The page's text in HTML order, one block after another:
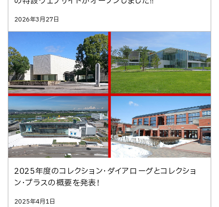
2026年3月27日
2025年度のコレクション・ダイアローグとコレクショ
ン・プラスの概要を発表！
2025年4月1日